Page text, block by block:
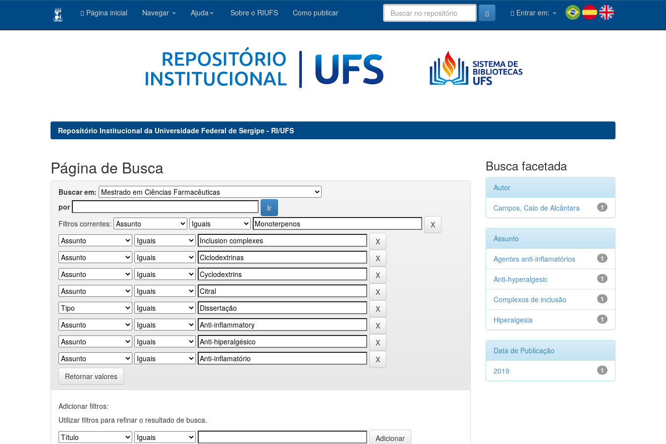
Página inicial Navegar Ajuda Sobre o RIUFS Como publicar Entrar em:
Repositório Institucional da Universidade Federal de Sergipe - RI/UFS
Página de Busca
Buscar em:
por
Filtros correntes:
Retornar valores
Adicionar filtros:
Utilizar filtros para refinar o resultado de busca.
Busca facetada
Autor
1
Campos, Caio de Alcântara
Assunto
1
Agentes anti-inflamatórios
1
Anti-hyperalgesic
1
Complexos de inclusão
1
Hiperalgesia
Data de Publicação
1
2019